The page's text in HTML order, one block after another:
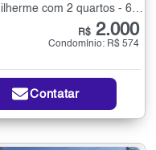
Apartamento para Alugar na Vila Guilherme com 2 quartos - 60 m²
R$ 2.000
Condomínio: R$ 574
Contatar